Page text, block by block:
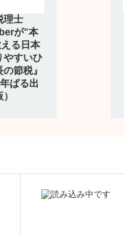
理士
が“本
る日本
やすいひ
節税』
年ぱる出